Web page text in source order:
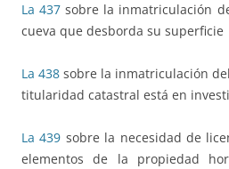
La 437 sobre la inmatriculación
cueva que desborda su superficie
La 438 sobre la inmatriculación
titularidad catastral está en
La 439 sobre la necesidad de
elementos de la propiedad